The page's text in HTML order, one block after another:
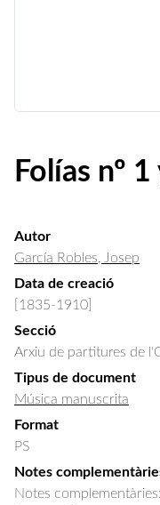
Folías nº 1
Autor
García Robles, Josep
Data de creació
[1835-1910]
Secció
Arxiu de partitures de
Tipus de document
Música manuscrita
Format
PS
Notes
Notes